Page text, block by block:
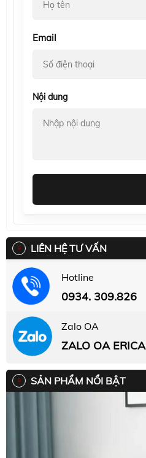
Email
Nội dung
LIÊN HỆ TƯ VẤN
Hotline
0934. 309.826
Zalo OA
ZALO OA ERICA
SẢN PHẨM NỔI BẬT